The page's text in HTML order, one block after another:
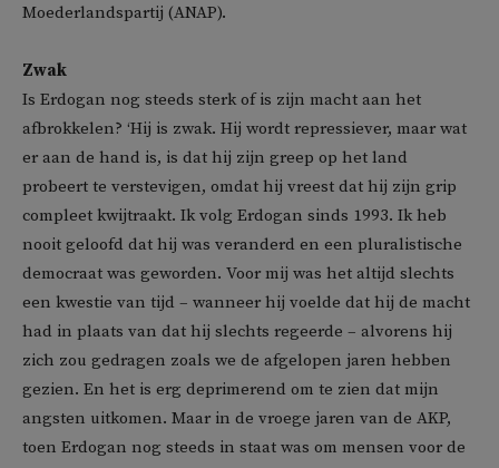
Moederlandspartij (ANAP).
Zwak
Is Erdogan nog steeds sterk of is zijn macht aan het
afbrokkelen? ‘Hij is zwak. Hij wordt repressiever, maar wat
er aan de hand is, is dat hij zijn greep op het land
probeert te verstevigen, omdat hij vreest dat hij zijn grip
compleet kwijtraakt. Ik volg Erdogan sinds 1993. Ik heb
nooit geloofd dat hij was veranderd en een pluralistische
democraat was geworden. Voor mij was het altijd slechts
een kwestie van tijd – wanneer hij voelde dat hij de macht
had in plaats van dat hij slechts regeerde – alvorens hij
zich zou gedragen zoals we de afgelopen jaren hebben
gezien. En het is erg deprimerend om te zien dat mijn
angsten uitkomen. Maar in de vroege jaren van de AKP,
toen Erdogan nog steeds in staat was om mensen voor de